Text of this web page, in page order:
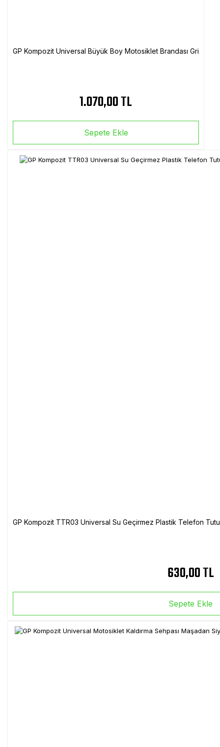
GP Kompozit Universal Büyük Boy Motosiklet Brandası Gri
1.070,00 TL
Sepete Ekle
GP Kompozit TTR03 Universal Su Geçirmez Plastik Telefon
630,00 TL
Sepete Ekle